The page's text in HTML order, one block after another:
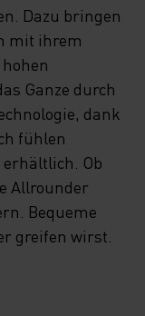
Dazu bringen
mit ihrem
Ganze durch
dank
fühlen
Ob
Allrounder
Bequeme
greifen wirst.